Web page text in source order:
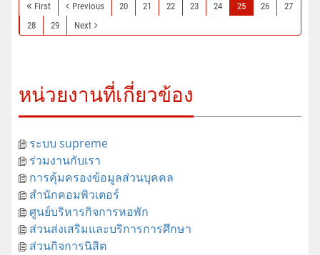
First Previous 20 21 22 23 24 25 26
27
28
29 Next
หน่วยงานที่เกี่ยวข้อง
ระบบ supreme
ร่วมงานกับเรา
การคุ้มครองข้อมูลส่วนบุคคล
สำนักคอมพิวเตอร์
ศูนย์บริหารกิจการหอพัก
ส่วนส่งเสริมและบริการการศึกษา
ส่วนกิจการนิสิต